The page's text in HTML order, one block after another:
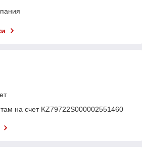
на счет KZ79722S000002551460